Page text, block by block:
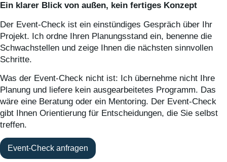
Ein klarer Blick von außen, kein fertiges Konzept
Der Event-Check ist ein einstündiges Gespräch über Ihr
Projekt. Ich ordne Ihren Planungsstand ein, benenne die
Schwachstellen und zeige Ihnen die nächsten sinnvollen
Schritte.
Was der Event-Check nicht ist: Ich übernehme nicht Ihre
Planung und liefere kein ausgearbeitetes Programm. Das
wäre eine Beratung oder ein Mentoring. Der Event-Check
gibt Ihnen Orientierung für Entscheidungen, die Sie selbst
treffen.
Event-Check anfragen